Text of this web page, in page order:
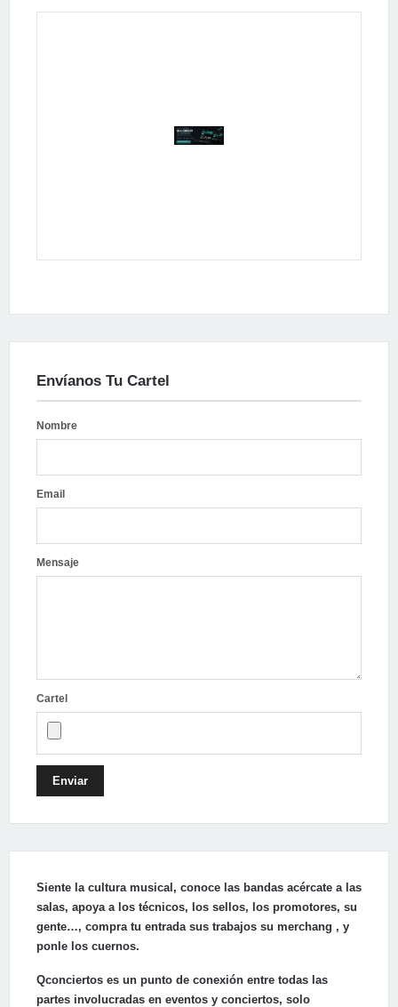
Publicidad
Envíanos Tu Cartel
Nombre
Email
Mensaje
Cartel
Enviar
Siente la cultura musical, conoce las bandas acércate a las
salas, apoya a los técnicos, los sellos, los promotores, su
gente…, compra tu entrada sus trabajos su merchang , y
ponle los cuernos.
Qconciertos es un punto de conexión entre todas las
partes involucradas en eventos y conciertos, solo